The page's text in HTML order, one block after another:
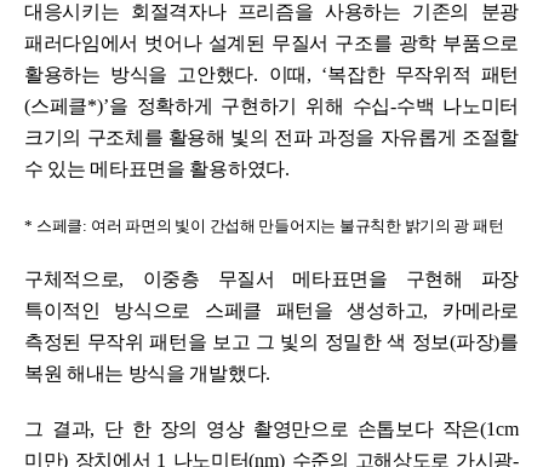
대응시키는 회절격자나 프리즘을 사용하는 기존의 분광
패러다임에서 벗어나 설계된 무질서 구조를 광학 부품으로
활용하는 방식을 고안했다. 이때 , ‘복잡한 무작위적 패턴
(스페클*)’을 정확하게 구현하기 위해 수십-수백 나노미터
크기의 구조체를 활용해 빛의 전파 과정을 자유롭게 조절할
수 있는 메타표면을 활용하였다.
* 스페클: 여러 파면의 빛이 간섭해 만들어지는 불규칙한 밝기의 광 패턴
구체적으로, 이중층 무질서 메타표면을 구현해 파장
특이적인 방식으로 스페클 패턴을 생성하고, 카메라로
측정된 무작위 패턴을 보고 그 빛의 정밀한 색 정보(파장)를
복원 해내는 방식을 개발했다.
그 결과, 단 한 장의 영상 촬영만으로 손톱보다 작은(1cm
미만) 장치에서 1 나노미터(nm) 수준의 고해상도로 가시광-